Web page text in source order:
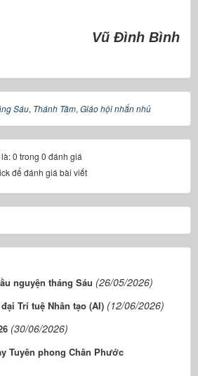
Vũ Đình Bình
Sáu, Thánh Tâm, Giáo hội nhắn nhủ
0 trong 0 đánh giá
để đánh giá bài viết
nguyện tháng Sáu (26/05/2026)
Trí tuệ Nhân tạo (AI) (12/06/2026)
(30/06/2026)
Tuyên phong Chân Phước